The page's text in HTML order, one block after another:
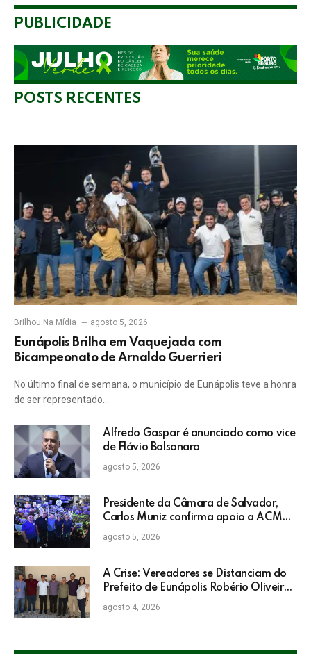
PUBLICIDADE
POSTS RECENTES
Brilhou Na Mídia agosto 5, 2026
Eunápolis Brilha em Vaquejada com
Bicampeonato de Arnaldo Guerrieri
No último final de semana, o município de Eunápolis teve a honra
de ser representado…
Alfredo Gaspar é anunciado como vice
de Flávio Bolsonaro
agosto 5, 2026
Presidente da Câmara de Salvador,
Carlos Muniz confirma apoio a ACM
Neto: “Irei lutar voto a voto na sua
campanha”
agosto 5, 2026
A Crise: Vereadores se Distanciam do
Prefeito de Eunápolis Robério Oliveira
nas Eleições
agosto 4, 2026